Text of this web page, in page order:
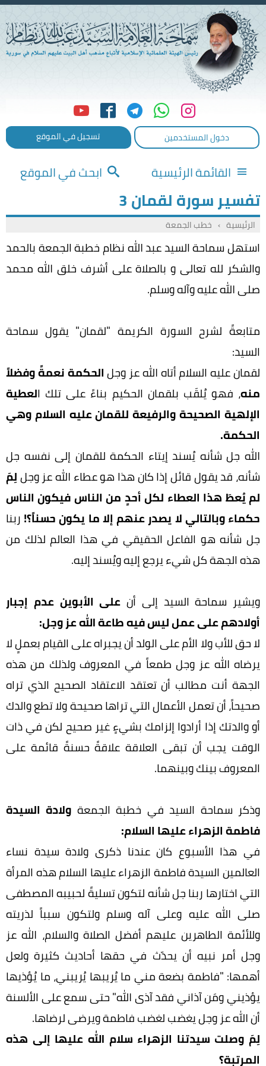
دخول المستخدمين تسجيل في الموقع
القائمة الرئيسية ابحث في الموقع
تفسير سورة لقمان 3
الرئيسية › خطب الجمعة
استهل سماحة السيد عبد الله نظام خطبة الجمعة بالحمد
والشكر لله تعالى و بالصلاة على أشرف خلق الله محمد
صلى الله عليه وآله وسلم.
متابعةً لشرح السورة الكريمة "لقمان" يقول سماحة
السيد:
لقمان عليه السلام أتاه الله عز وجلالحكمة نعمةً وفضلاً
منه، فهو يُلقَب بلقمان الحكيم بناءً على تلك العطية
الإلهية الصحيحة والرفيعة للقمان عليه السلام وهي
الحكمة.
الله جل شأنه يُسند إيتاء الحكمة للقمان إلى نفسه جل
شأنه، قد يقول قائل إذا كان هذا هو عطاء الله عز وجللِمَ
لم يُعطَ هذا العطاء لكل أحدٍ من الناس فيكون الناس
حكماء وبالتالي لا يصدر عنهم إلا ما يكون حسناً؟! ربنا
جل شأنه هو الفاعل الحقيقي في هذا العالم لذلك من
هذه الجهة كل شيء يرجع إليه ويُسند إليه.
ويشير سماحة السيد إلى أن على الأبوين عدم إجبار
أولادهم على عمل ليس فيه طاعة الله عز وجل:
لا حق للأب ولا الأم على الولد أن يجبراه على القيام بعملٍ لا
يرضاه الله عز وجل طمعاً في المعروف ولذلك من هذه
الجهة أنت مطالب أن تعتقد الاعتقاد الصحيح الذي تراه
صحيحاً، أن تعمل الأعمال التي تراها صحيحة ولا تطع والدك
أو والدتك إذا أرادوا إلزامك بشيءٍ غير صحيح لكن في ذات
الوقت يجب أن تبقى العلاقة علاقةً حسنةً قائمة على
المعروف بينك وبينهما.
وذكر سماحة السيد في خطبة الجمعة ولادة السيدة
فاطمة الزهراء عليها السلام:
في هذا الأسبوع كان عندنا ذكرى ولادة سيدة نساء
العالمين السيدة فاطمة الزهراء عليها السلام هذه المرأة
التي اختارها ربنا جل شأنه لتكون تسليةً لحبيبه المصطفى
صلى الله عليه وعلى آله وسلم ولتكون سبباً لذريته
وللأئمة الطاهرين عليهم أفضل الصلاة والسلام، الله عز
وجل أمر نبيه أن يحدّث في حقها أحاديث كثيرة ولعل
أهمها: "فاطمة بضعة مني ما يُريبها يُريبني، ما يُؤذيها
يؤذيني ومَن آذاني فقد آذى الله" حتى سمع على الألسنة
أن الله عز وجل يغضب لغضب فاطمة ويرضى لرضاها.
لِمَ وصلت سيدتنا الزهراء سلام الله عليها إلى هذه
المرتبة؟